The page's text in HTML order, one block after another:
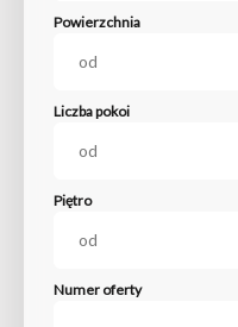
Powierzchnia
Liczba pokoi
Piętro
Numer oferty